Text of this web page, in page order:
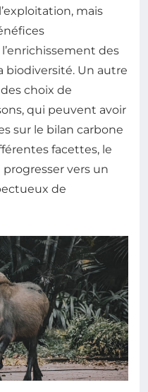
mais
des
biodiversité. Un autre
choix de
qui peuvent avoir
sur le bilan carbone
facettes, le
vers un
de